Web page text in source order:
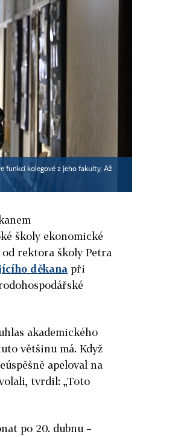
funkci kolegové z jeho fakulty. Až
školy ekonomické
od rektora školy Petra
děkana při
akademického
většinu má. Když
apeloval na
tvrdil: „Toto
po 20. dubnu –